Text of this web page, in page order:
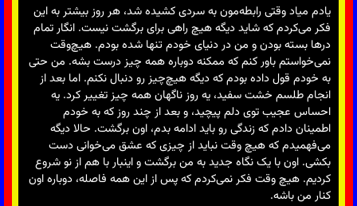
یادم میاد وقتی رابطه‌مون به سردی کشیده شد، هر روز بیشتر به این
فکر می‌کردم که شاید دیگه هیچ راهی برای برگشت نیست. انگار تمام
درها بسته بودن و من در دنیای خودم تنها شده بودم. هیچ‌وقت
نمی‌خواستم باور کنم که ممکنه دوباره همه چیز درست بشه. من حتی
به خودم قول داده بودم که دیگه هیچ‌چیز رو دنبال نکنم. اما بعد از
انجام طلسم خشت سفید، یه روز ناگهان همه چیز تغییر کرد. یه
احساس عجیب توی دلم پیچید، و بعد از چند روز که به خودم
اطمینان دادم که زندگی رو باید ادامه بدم، اون برگشت. حالا دیگه
می‌فهمیدم که هیچ وقت نباید از چیزی که عشق می‌خوانی دست
بکشی. اون با یک نگاه جدید به من برگشت و اینبار با هم از نو شروع
کردیم. هیچ وقت فکر نمی‌کردم که پس از این همه فاصله، دوباره اون
کنار من باشه.